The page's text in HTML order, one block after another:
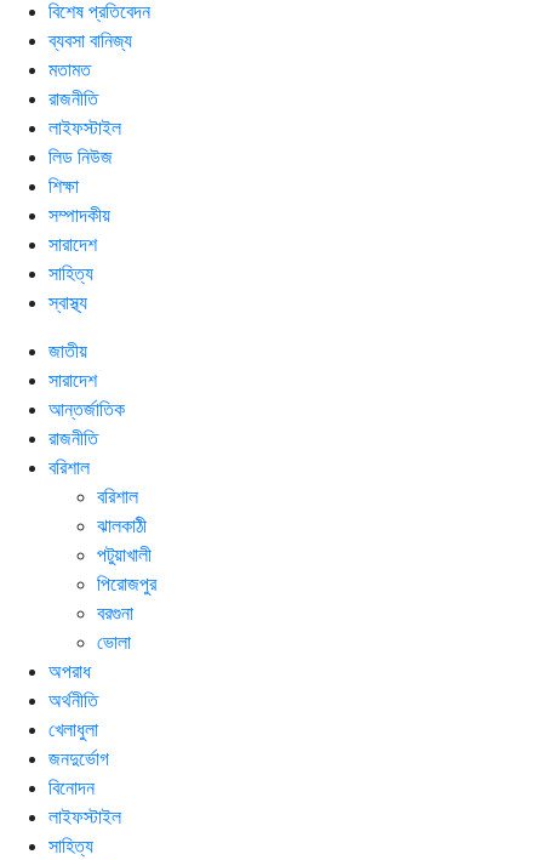
বিশেষ প্রতিবেদন
ব্যবসা বানিজ্য
মতামত
রাজনীতি
লাইফস্টাইল
লিড নিউজ
শিক্ষা
সম্পাদকীয়
সারাদেশ
সাহিত্য
স্বাস্থ্য
জাতীয়
সারাদেশ
আন্তর্জাতিক
রাজনীতি
বরিশাল
বরিশাল
ঝালকাঠী
পটুয়াখালী
পিরোজপুর
বরগুনা
ভোলা
অপরাধ
অর্থনীতি
খেলাধুলা
জনদুর্ভোগ
বিনোদন
লাইফস্টাইল
সাহিত্য